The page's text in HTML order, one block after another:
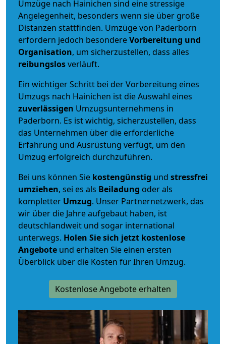
Umzüge nach Hainichen sind eine stressige
Angelegenheit, besonders wenn sie über große
Distanzen stattfinden. Umzüge von Paderborn
erfordern jedoch besondereVorbereitung und
Organisation, um sicherzustellen, dass alles
reibungslosverläuft.
Ein wichtiger Schritt bei der Vorbereitung eines
Umzugs nach Hainichen ist die Auswahl eines
zuverlässigen Umzugsunternehmens in
Paderborn. Es ist wichtig, sicherzustellen, dass
das Unternehmen über die erforderliche
Erfahrung und Ausrüstung verfügt, um den
Umzug erfolgreich durchzuführen.
Bei uns können Sie kostengünstig und stressfrei
umziehen, sei es als Beiladung oder als
kompletter Umzug. Unser Partnernetzwerk, das
wir über die Jahre aufgebaut haben, ist
deutschlandweit und sogar international
unterwegs. Holen Sie sich jetzt kostenlose
Angebote und erhalten Sie einen ersten
Überblick über die Kosten für Ihren Umzug.
Kostenlose Angebote erhalten